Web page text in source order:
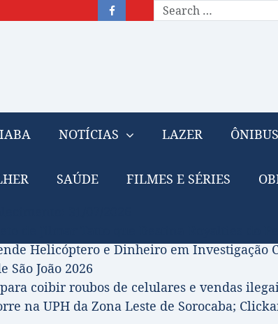
NOTÍCIAS LAZER
SAÚDE FILMES E SÉRIES
Helicóptero e Dinheiro em Investigação
São João 2026
coibir roubos de celulares e vendas
na UPH da Zona Leste de Sorocaba;